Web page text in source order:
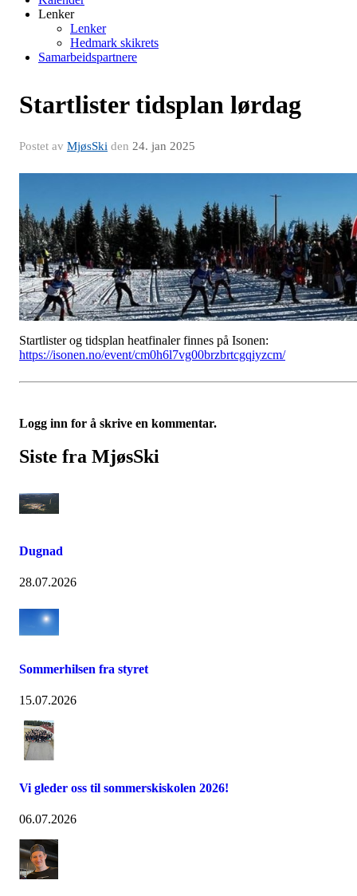
Lenker
Lenker
Hedmark skikrets
Samarbeidspartnere
Startlister tidsplan lørdag
Postet av MjøsSki den 24. jan 2025
Startlister og tidsplan heatfinaler finnes på Isonen:
https://isonen.no/event/cm0h6l7vg00brzbrtcgqiyzcm/
Logg inn for å skrive en kommentar.
Siste fra MjøsSki
Dugnad
28.07.2026
Sommerhilsen fra styret
15.07.2026
Vi gleder oss til sommerskiskolen 2026!
06.07.2026